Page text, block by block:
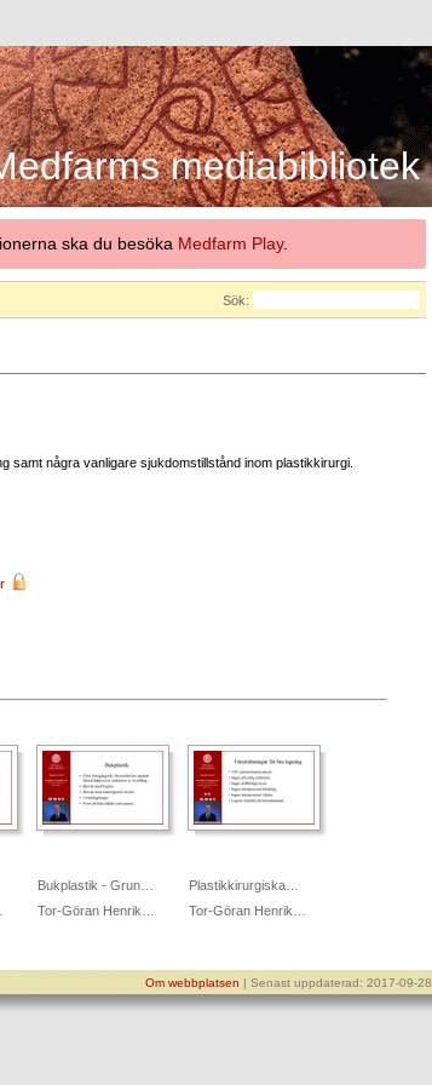
mediabibliotek
ska du besöka Medfarm Play.
Sök:
samt några vanligare sjukdomstillstånd inom plastikkirurgi.
Bukplastik - Grun…
Tor-Göran Henrik…
Plastikkirurgiska…
Tor-Göran Henrik…
Om webbplatsen | Senast uppdaterad: 2017-09-28